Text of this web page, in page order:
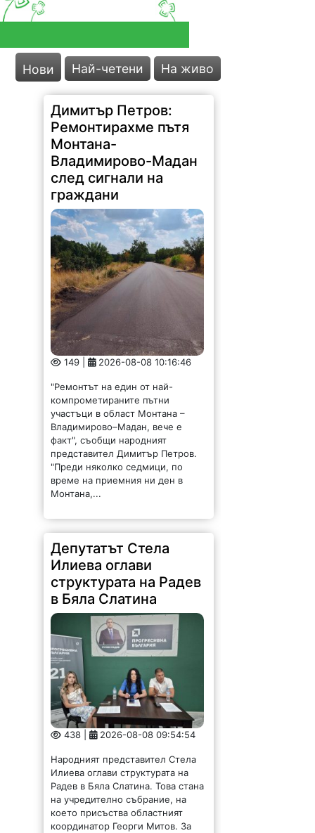
Нови Най-четени На живо
Димитър Петров:
Ремонтирахме пътя
Монтана-
Владимирово-Мадан
след сигнали на
граждани
149 |
"Ремонтът на един от най-
компрометираните пътни
участъци в област Монтана –
Владимирово–Мадан, вече е
факт", съобщи народният
представител Димитър Петров.
"Преди няколко седмици, по
време на приемния ни ден в
Монтана,...
Депутатът Стела
Илиева оглави
структурата на Радев
в Бяла Слатина
438 | 2026-08-08 09:54:54
Народният представител Стела
Илиева оглави структурата на
Радев в Бяла Слатина. Това стана
на учредително събрание, на
което присъства областният
координатор Георги Митов. За
организационен секретар бе
избран д-р Анатолий...